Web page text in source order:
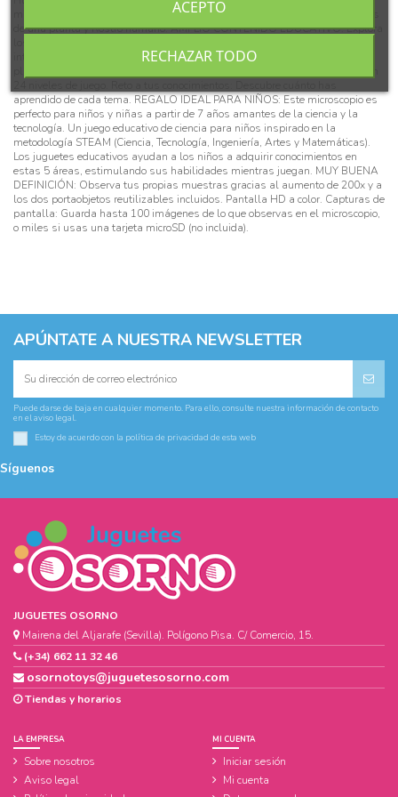
minerales, Materiales, Insectos voladores, Naturaleza, Curiosidades, Partes
de una planta y Rostro humano. AMPLIO CONTENIDO EDUCATIVO: Explora
interesantes acerca del cuerpo humano, las células, insectos, minerales,
aprendido de cada tema. REGALO IDEAL PARA NIÑOS: Este microscopio es
perfecto para niños y niñas a partir de 7 años amantes de la ciencia y la
tecnología. Un juego educativo de ciencia para niños inspirado en la
metodología STEAM (Ciencia, Tecnología, Ingeniería, Artes y Matemáticas).
Los juguetes educativos ayudan a los niños a adquirir conocimientos en
estas 5 áreas, estimulando sus habilidades mientras juegan. MUY BUENA
DEFINICIÓN: Observa tus propias muestras gracias al aumento de 200x y a
los dos portaobjetos reutilizables incluidos. Pantalla HD a color. Capturas de
pantalla: Guarda hasta 100 imágenes de lo que observas en el microscopio,
o miles si usas una tarjeta microSD (no incluida).
APÚNTATE A NUESTRA NEWSLETTER
Puede darse de baja en cualquier momento. Para ello, consulte nuestra información de contacto
en el aviso legal.
Estoy de acuerdo con la política de privacidad de esta web
Síguenos
JUGUETES OSORNO
Mairena del Aljarafe (Sevilla). Polígono Pisa. C/ Comercio, 15.
(+34) 662 11 32 46
osornotoys@juguetesosorno.com
Tiendas y horarios
LA EMPRESA
Sobre nosotros
Aviso legal
MI CUENTA
Iniciar sesión
Mi cuenta
RECHAZAR TODO
ACEPTO